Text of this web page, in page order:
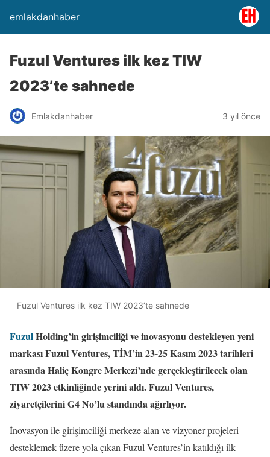
emlakdanhaber
Fuzul Ventures ilk kez TIW
2023’te sahnede
Emlakdanhaber 3 yıl önce
Fuzul Ventures ilk kez TIW 2023’te sahnede
FuzulHolding’in girişimciliği ve inovasyonu destekleyen yeni
markası Fuzul Ventures, TİM’in 23-25 Kasım 2023 tarihleri
arasında Haliç Kongre Merkezi’nde gerçekleştirilecek olan
TIW 2023 etkinliğinde yerini aldı. Fuzul Ventures,
ziyaretçilerini G4 No’lu standında ağırlıyor.
İnovasyon ile girişimciliği merkeze alan ve vizyoner projeleri
desteklemek üzere yola çıkan Fuzul Ventures’in katıldığı ilk